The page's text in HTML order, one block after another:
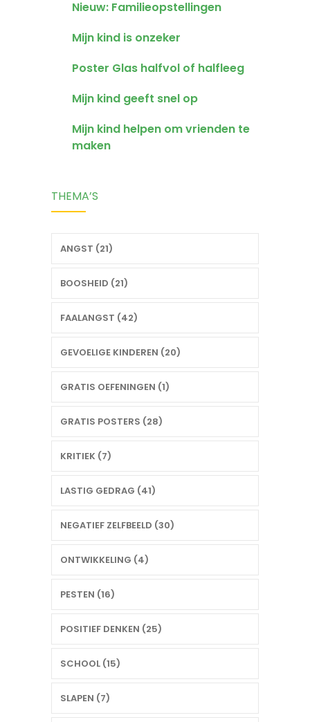
Nieuw: Familieopstellingen
Mijn kind is onzeker
Poster Glas halfvol of halfleeg
Mijn kind geeft snel op
Mijn kind helpen om vrienden te
maken
THEMA’S
ANGST (21)
BOOSHEID (21)
FAALANGST (42)
GEVOELIGE KINDEREN (20)
GRATIS OEFENINGEN (1)
GRATIS POSTERS (28)
KRITIEK (7)
LASTIG GEDRAG (41)
NEGATIEF ZELFBEELD (30)
ONTWIKKELING (4)
PESTEN (16)
POSITIEF DENKEN (25)
SCHOOL (15)
SLAPEN (7)